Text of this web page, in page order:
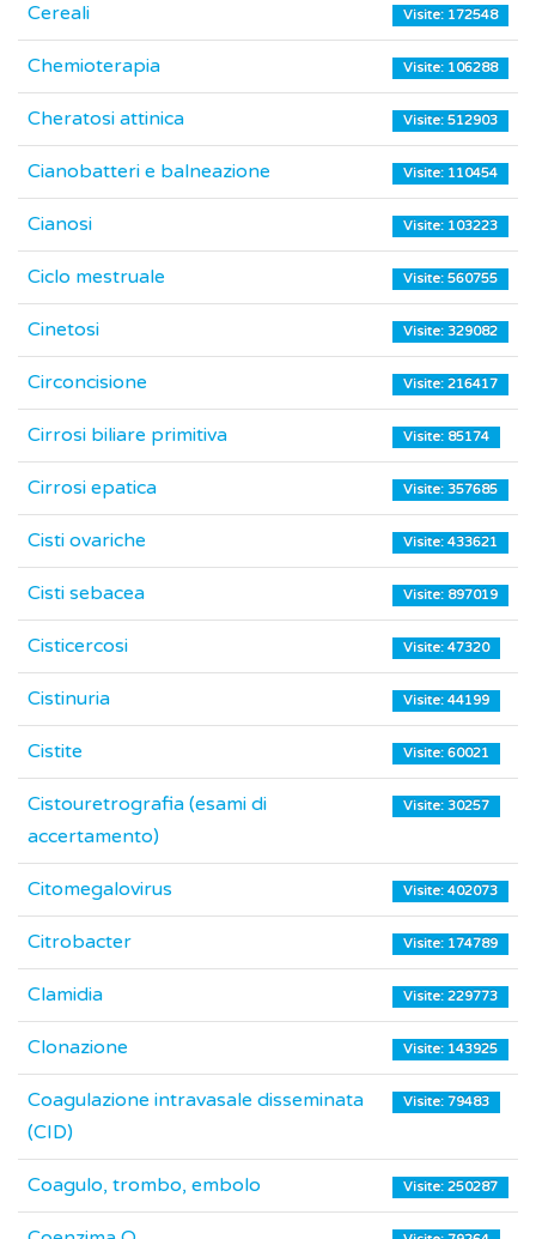
Cereali Visite: 172548
Chemioterapia Visite: 106288
Cheratosi attinica Visite: 512903
Cianobatteri e balneazione Visite: 110454
Cianosi Visite: 103223
Ciclo mestruale Visite: 560755
Cinetosi Visite: 329082
Circoncisione Visite: 216417
Cirrosi biliare primitiva Visite: 85174
Cirrosi epatica Visite: 357685
Cisti ovariche Visite: 433621
Cisti sebacea Visite: 897019
Cisticercosi Visite: 47320
Cistinuria Visite: 44199
Cistite Visite: 60021
Cistouretrografia (esami di
accertamento)
Visite: 30257
Citomegalovirus Visite: 402073
Citrobacter Visite: 174789
Clamidia Visite: 229773
Clonazione Visite: 143925
Coagulazione intravasale disseminata
(CID)
Visite: 79483
Coagulo, trombo, embolo Visite: 250287